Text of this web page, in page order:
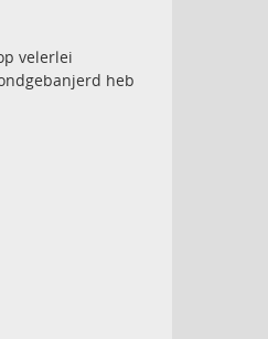
velerlei
heb